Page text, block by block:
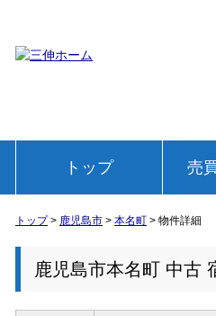
トップ 売
トップ> 鹿児島市 > 本名町 > 物件詳細
鹿児島市本名町 中古